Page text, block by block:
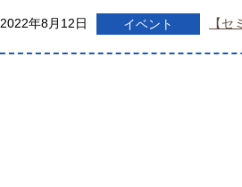
2022年8月12日 イベント 【